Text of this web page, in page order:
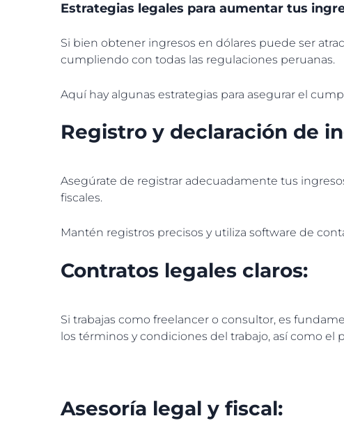
Estrategias legales para aumentar tus
Si bien obtener ingresos en dólares puede ser
cumpliendo con todas las regulaciones peruanas.
Aquí hay algunas estrategias para asegurar el
Registro y declaración de
Asegúrate de registrar adecuadamente tus
fiscales.
Mantén registros precisos y utiliza software de
Contratos legales claros:
Si trabajas como freelancer o consultor, es
los términos y condiciones del trabajo, así como el
Asesoría legal y fiscal: